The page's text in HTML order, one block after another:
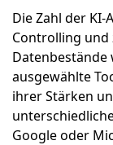
Die Zahl der
Controlling
ausgewählte
ihrer Stärken
Google oder